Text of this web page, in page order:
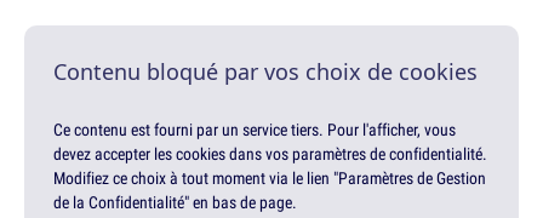
Contenu bloqué par vos choix de cookies
Ce contenu est fourni par un service tiers. Pour l'afficher, vous
devez accepter les cookies dans vos paramètres de confidentialité.
Modifiez ce choix à tout moment via le lien "Paramètres de Gestion
de la Confidentialité" en bas de page.